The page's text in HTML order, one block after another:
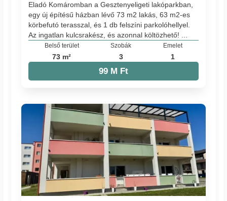
Eladó Komáromban a Gesztenyeligeti lakóparkban,
egy új építésű házban lévő 73 m2 lakás, 63 m2-es
körbefutó terasszal, és 1 db felszíni parkolóhellyel.
Az ingatlan kulcsrakész, és azonnal költözhető! ...
Belső terület
73 m²
Szobák
3
Emelet
1
99 M Ft